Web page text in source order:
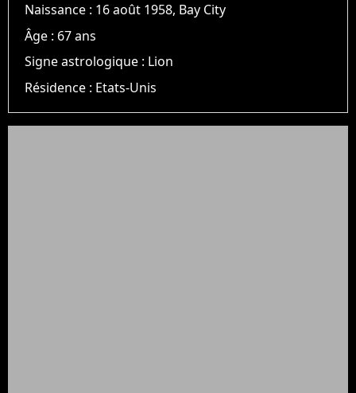
Naissance : 16 août 1958, Bay City
Âge : 67 ans
Signe astrologique : Lion
Résidence : Etats-Unis